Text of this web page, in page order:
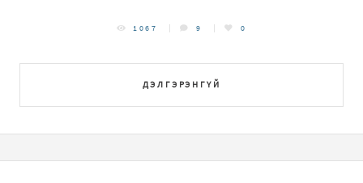
ДЭЛГЭРЭНГҮЙ
1067 9 0